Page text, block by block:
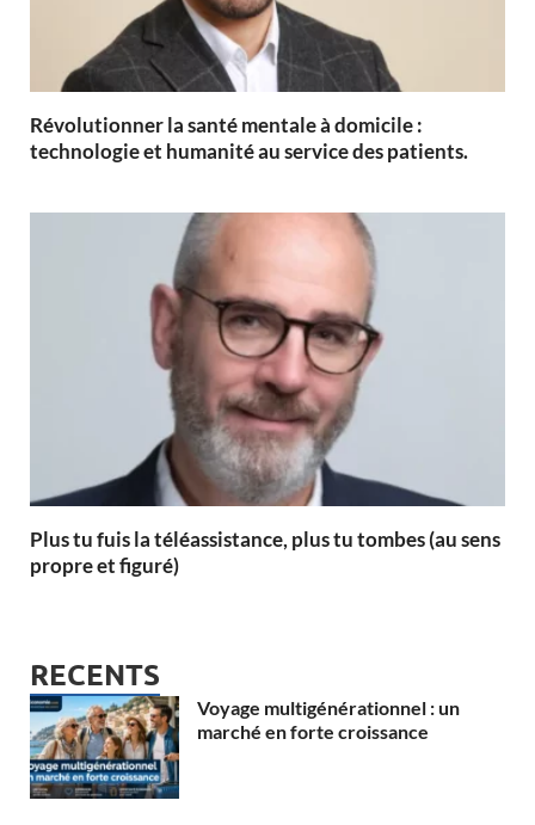
Révolutionner la santé mentale à domicile :
technologie et humanité au service des patients.
Plus tu fuis la téléassistance, plus tu tombes (au sens
propre et figuré)
RECENTS
Voyage multigénérationnel : un
marché en forte croissance